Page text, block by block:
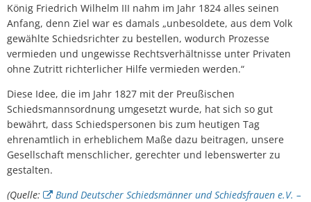
Standesamt
Ver- und Entsorgung
Kinder, Jugend und Freizeit
Tourismus und Kultur
Seniorenbeauftragte
VereinsKompass VG Daun
König Friedrich Wilhelm III nahm im Jahr 1824 alles seinen
Anfang, denn Ziel war es damals „unbesoldete, aus dem Volk
gewählte Schiedsrichter zu bestellen, wodurch Prozesse
vermieden und ungewisse Rechtsverhältnisse unter Privaten
ohne Zutritt richterlicher Hilfe vermieden werden.“
Diese Idee, die im Jahr 1827 mit der Preußischen
Schiedsmannsordnung umgesetzt wurde, hat sich so gut
bewährt, dass Schiedspersonen bis zum heutigen Tag
ehrenamtlich in erheblichem Maße dazu beitragen, unsere
Gesellschaft menschlicher, gerechter und lebenswerter zu
gestalten.
(Quelle:
Bund Deutscher Schiedsmänner und Schiedsfrauen e.V. –